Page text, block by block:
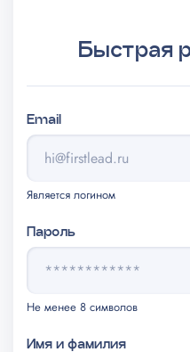
Быстрая
Email
Является логином
Пароль
Не менее 8 символов
Имя и фамилия